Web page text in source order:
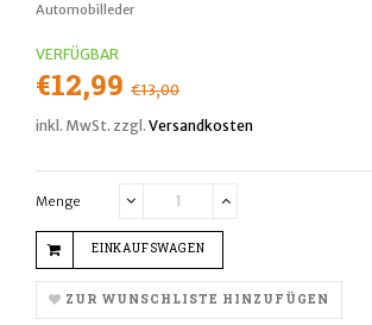
Automobilleder
VERFÜGBAR
Normaler
Preis
€12,99 €13,00
inkl. MwSt. zzgl. Versandkosten
Menge
missing:
de.cart.general.reduce_quantity
EINKAUFSWAGEN
ZUR WUNSCHLISTE HINZUFÜGEN